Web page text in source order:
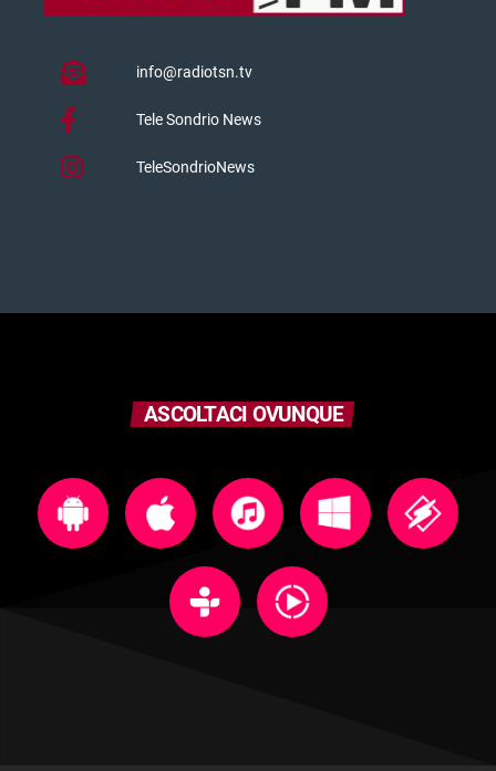
info@radiotsn.tv
Tele Sondrio News
TeleSondrioNews
ASCOLTACI OVUNQUE